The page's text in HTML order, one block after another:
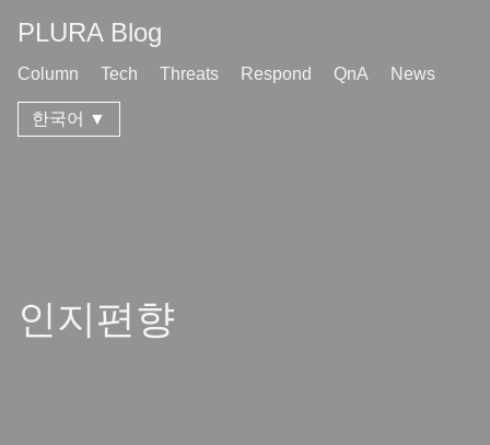
PLURA Blog
Column Tech Threats Respond QnA News
한국어 ▼
인지편향